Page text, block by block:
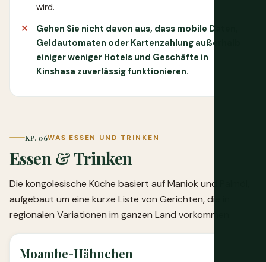
wird.
Gehen Sie nicht davon aus, dass mobile Daten,
Geldautomaten oder Kartenzahlung außerhalb
einiger weniger Hotels und Geschäfte in
Kinshasa zuverlässig funktionieren.
KP. 06WAS ESSEN UND TRINKEN
Essen & Trinken
Die kongolesische Küche basiert auf Maniok und Palmöl,
aufgebaut um eine kurze Liste von Gerichten, die in
regionalen Variationen im ganzen Land vorkommen.
Moambe-Hähnchen